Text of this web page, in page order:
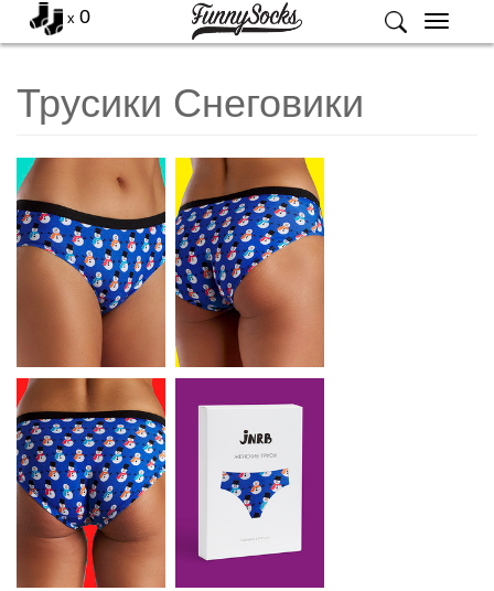
Меню
x 0
Трусики Снеговики